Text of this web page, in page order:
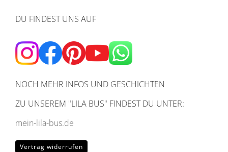
DU FINDEST UNS AUF
NOCH MEHR INFOS UND GESCHICHTEN
ZU UNSEREM "LILA BUS" FINDEST DU UNTER:
mein-lila-bus.de
Vertrag widerrufen